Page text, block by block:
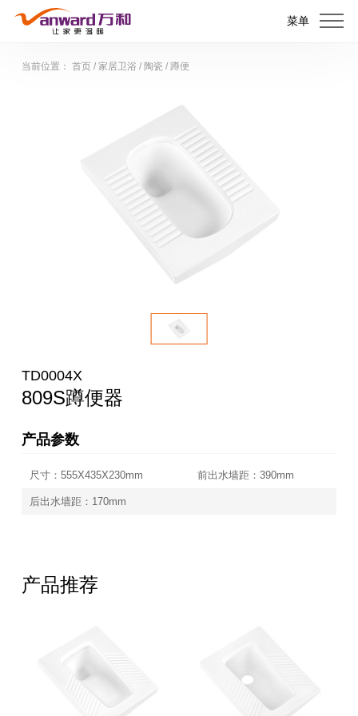
菜单
当前位置： 首页/ 家居卫浴 / 陶瓷 / 蹲便
TD0004X
809S蹲便器
产品参数
尺寸：555X435X230mm 前出水墙距：390mm
后出水墙距：170mm
产品推荐